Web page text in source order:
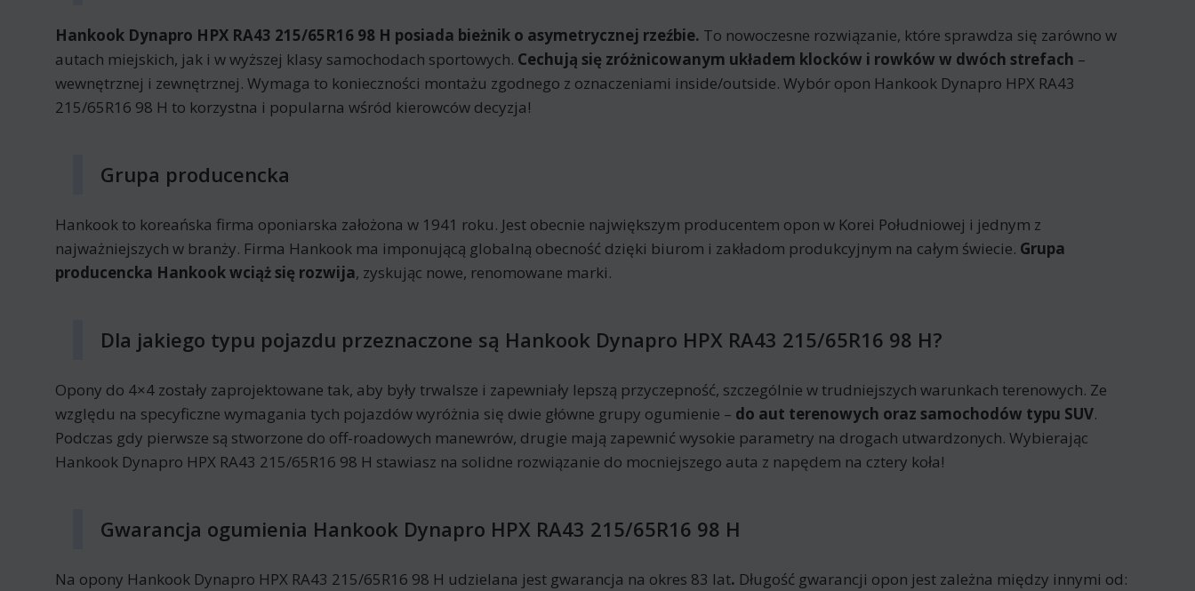
Hankook Dynapro HPX RA43 215/65R16 98 H posiada bieżnik o asymetrycznej rzeźbie. To nowoczesne rozwiązanie, które sprawdza się zarówno w
autach miejskich, jak i w wyższej klasy samochodach sportowych. Cechują się zróżnicowanym układem klocków i rowków w dwóch strefach –
wewnętrznej i zewnętrznej. Wymaga to konieczności montażu zgodnego z oznaczeniami inside/outside. Wybór opon Hankook Dynapro HPX RA43
215/65R16 98 H to korzystna i popularna wśród kierowców decyzja!
Grupa producencka
Hankook to koreańska firma oponiarska założona w 1941 roku. Jest obecnie największym producentem opon w Korei Południowej i jednym z
najważniejszych w branży. Firma Hankook ma imponującą globalną obecność dzięki biurom i zakładom produkcyjnym na całym świecie. Grupa
producencka Hankook wciąż się rozwija, zyskując nowe, renomowane marki.
Dla jakiego typu pojazdu przeznaczone są Hankook Dynapro HPX RA43 215/65R16 98 H?
Opony do 4×4 zostały zaprojektowane tak, aby były trwalsze i zapewniały lepszą przyczepność, szczególnie w trudniejszych warunkach terenowych. Ze
względu na specyficzne wymagania tych pojazdów wyróżnia się dwie główne grupy ogumienie – do aut terenowych oraz samochodów typu SUV.
Podczas gdy pierwsze są stworzone do off-roadowych manewrów, drugie mają zapewnić wysokie parametry na drogach utwardzonych. Wybierając
Hankook Dynapro HPX RA43 215/65R16 98 H stawiasz na solidne rozwiązanie do mocniejszego auta z napędem na cztery koła!
Gwarancja ogumienia Hankook Dynapro HPX RA43 215/65R16 98 H
Na opony Hankook Dynapro HPX RA43 215/65R16 98 H udzielana jest gwarancja na okres 83 lat. Długość gwarancji opon jest zależna między innymi od: